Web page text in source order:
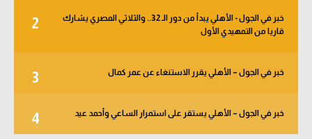
2
خبر في الجول - الأهلي يبدأ من دور الـ 32.. والثلاثي المصري يشارك
قاريا من التمهيدي الأول
3 خبر في الجول – الأهلي يقرر الاستنغاء عن عمر كمال
4 خبر في الجول – الأهلي يستقر على استمرار الساعي وأحمد عيد